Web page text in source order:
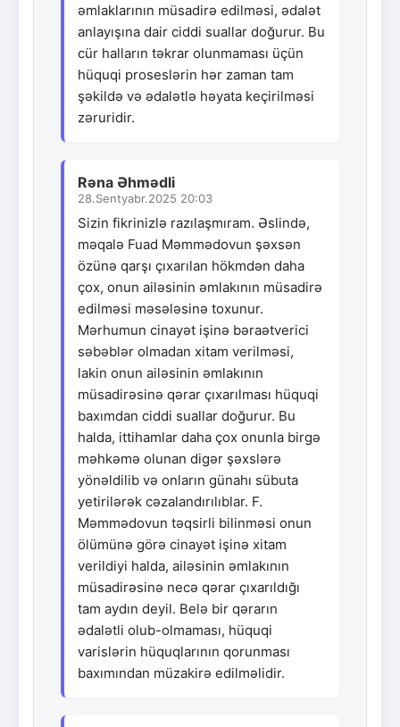
əmlaklarının müsadirə edilməsi, ədalət
anlayışına dair ciddi suallar doğurur. Bu
cür halların təkrar olunmaması üçün
hüquqi proseslərin hər zaman tam
şəkildə və ədalətlə həyata keçirilməsi
zəruridir.
Rəna Əhmədli
28.Sentyabr.2025 20:03
Sizin fikrinizlə razılaşmıram. Əslində,
məqalə Fuad Məmmədovun şəxsən
özünə qarşı çıxarılan hökmdən daha
çox, onun ailəsinin əmlakının müsadirə
edilməsi məsələsinə toxunur.
Mərhumun cinayət işinə bəraətverici
səbəblər olmadan xitam verilməsi,
lakin onun ailəsinin əmlakının
müsadirəsinə qərar çıxarılması hüquqi
baxımdan ciddi suallar doğurur. Bu
halda, ittihamlar daha çox onunla birgə
məhkəmə olunan digər şəxslərə
yönəldilib və onların günahı sübuta
yetirilərək cəzalandırılıblar. F.
Məmmədovun təqsirli bilinməsi onun
ölümünə görə cinayət işinə xitam
verildiyi halda, ailəsinin əmlakının
müsadirəsinə necə qərar çıxarıldığı
tam aydın deyil. Belə bir qərarın
ədalətli olub-olmaması, hüquqi
varislərin hüquqlarının qorunması
baxımından müzakirə edilməlidir.